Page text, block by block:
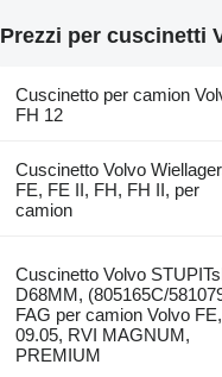
Prezzi per cuscinetti
Cuscinetto per camion
FH 12
Cuscinetto Volvo
FE, FE II, FH, FH II, per
camion
Cuscinetto Volvo
D68MM, (805165C/
FAG per camion Volvo
09.05, RVI MAGNUM,
PREMIUM